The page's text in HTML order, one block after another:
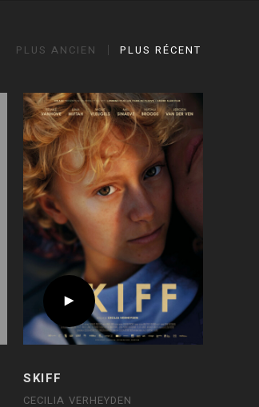
PLUS ANCIEN PLUS RÉCENT
SKIFF
CECILIA VERHEYDEN